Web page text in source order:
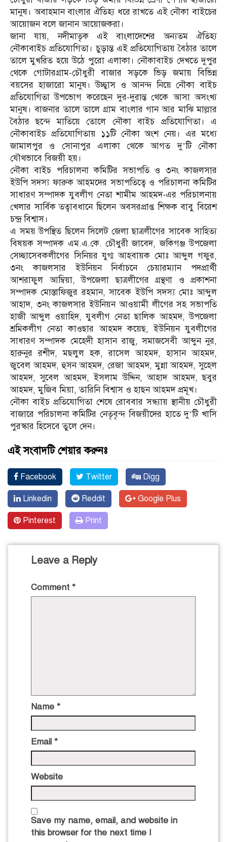
মানুষ। অবাহমান বাংলার ঐতিহ্য ধরে রাখতে এই নৌকা বাইচের
আয়োজন বলে জানান আয়োজকরা।
জানা যায়, নদীমাতৃক এই বাংলাদেশের অন্যতম ঐতিহ্য
নৌকাবাইচ প্রতিযোগিতা। চুড়ান্ত এই প্রতিযোগিতায় বৈঠার তালে
তালে মুখরিত হয়ে উঠে পুরো এলাকা। নৌকাবাইচ দেখতে দুপুর
থেকে গোটারগ্রাম-চৌধুরী বাজার সড়কে ভিড় জমায় বিভিন্ন
বয়সের হাজারো মানুষ। উচ্ছ্বাস ও আনন্দ নিয়ে নৌকা বাইচ
প্রতিযোগিতা উপভোগ করেছেন দুর-দুরান্ত থেকে আসা অসংখ্য
মানুষ। বাজনার তালে তালে গ্রাম বাংলার গান আর মাঝি মাল্লার
বৈঠার ছন্দে মাতিয়ে তোলে নৌকা বাইচ প্রতিযোগিতা। এ
নৌকাবাইচ প্রতিযোগিতায় ১১টি নৌকা অংশ নেয়। এর মধ্যে
জামালপুর ও সোনাপুর এলাকা থেকে আগত দু’টি নৌকা
যৌথভাবে বিজয়ী হয়।
নৌকা বাইচ পরিচালনা কমিটির সভাপতি ও ৩নং কাজলসার
ইউপি সদস্য ফারুক আহমদের সভাপতিত্বে ও পরিচালনা কমিটির
সাধারণ সম্পাদক যুবলীগ নেতা শামীম আহমদ-এর পরিচালনায়
খেলার সার্বিক তত্বাবধানে ছিলেন অবসরপ্রাপ্ত শিক্ষক বাবু বিরেশ
চন্দ্র বিশ্বাস।
এ সময় উপস্থিত ছিলেন সিলেট জেলা ছাত্রলীগের সাবেক সাহিত্য
বিষয়ক সম্পাদক এম.এ.কে. চৌধুরী জাবেদ, জকিগঞ্জ উপজেলা
সেচ্ছাসেবকলীগের সিনিয়র যুগ্ম আহবায়ক মোঃ আব্দুল গফুর,
৩নং কাজলসার ইউনিয়ন নির্বাচনে চেয়ারম্যান পদপ্রার্থী
আশরাফুল আম্বিয়া, উপজেলা ছাত্রলীগের গ্রন্থণা ও প্রকাশনা
সম্পাদক মোস্তাফিজুর রহমান, সাবেক ইউপি সদস্য মোঃ আব্দুল
আহাদ, ৩নং কাজলসার ইউনিয়ন আওয়ামী লীগের সহ সভাপতি
হাজী আব্দুল ওয়াহিদ, যুবলীগ নেতা ছালিক আহমদ, উপজেলা
শ্রমিকলীগ নেতা কাওছার আহমদ কয়েছ, ইউনিয়ন যুবলীগের
সাধারণ সম্পাদক মেহেদী হাসান রাজু, সমাজসেবী আব্দুন নুর,
হারুনুর রশীদ, মছলুল হক, রাসেল আহমদ, হাসান আহমদ,
জুবেল আহমদ, হুসন আহমদ, রেজা আহমদ, মুন্না আহমদ, সুহেল
আহমদ, সুবেল আহমদ, ইসলাম উদ্দিন, আহাদ আহমদ, ছবুর
আহমদ, মুজিব মিয়া, তারিনি বিশ্বাস ও হাছন আহমদ প্রমূখ।
নৌকা বাইচ প্রতিযোগিতা শেষে রোববার সন্ধ্যায় স্থানীয় চৌধুরী
বাজারে পরিচালনা কমিটির নেতৃবৃন্দ বিজয়ীদের হাতে দু’টি খাসি
পুরস্কার হিসেবে তুলে দেন।
এই সংবাদটি শেয়ার করুনঃ
Facebook Twitter Digg
Linkedin Reddit Google Plus
Pinterest Print
Leave a Reply
Comment *
Name *
Email *
Website
Save my name, email, and website in
this browser for the next time I